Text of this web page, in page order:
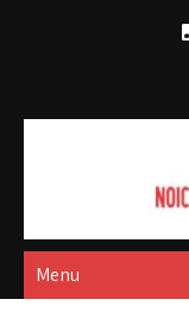
broker acquisto e
Menu